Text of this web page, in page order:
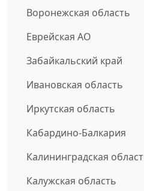
Воронежская область
Еврейская АО
Забайкальский край
Ивановская область
Иркутская область
Кабардино-Балкария
Калининградская
Калужская область